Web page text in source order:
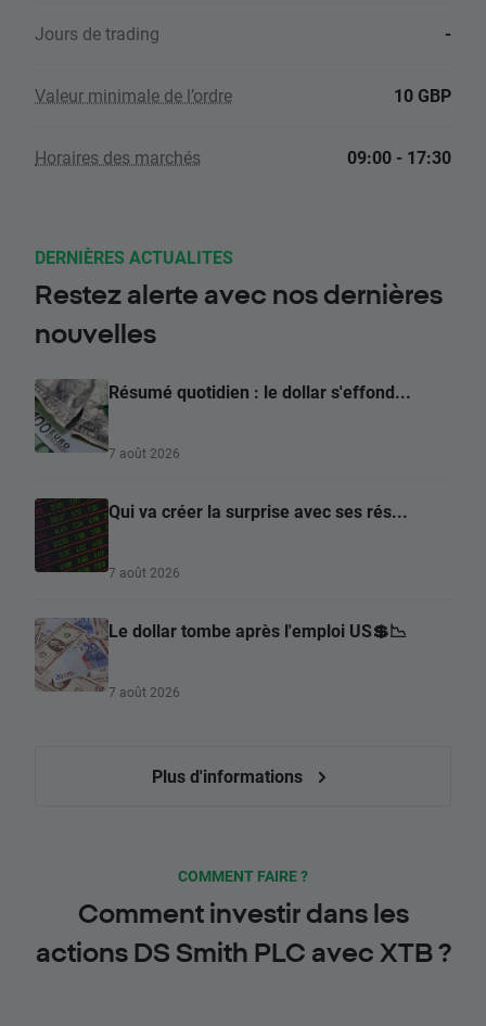
Jours de trading -
Valeur minimale de l’ordre 10 GBP
Horaires des marchés 09:00 - 17:30
DERNIÈRES ACTUALITES
Restez alerte avec nos dernières
nouvelles
Résumé quotidien : le dollar s'effond...
7 août 2026
Qui va créer la surprise avec ses rés...
7 août 2026
Le dollar tombe après l'emploi US💲📉
7 août 2026
Plus d'informations
COMMENT FAIRE ?
Comment investir dans les
actions DS Smith PLC avec XTB ?